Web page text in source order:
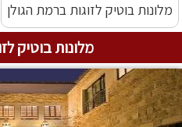
מלונות בוטיק לזוגות ברמת הגולן
מלונות בוטיק